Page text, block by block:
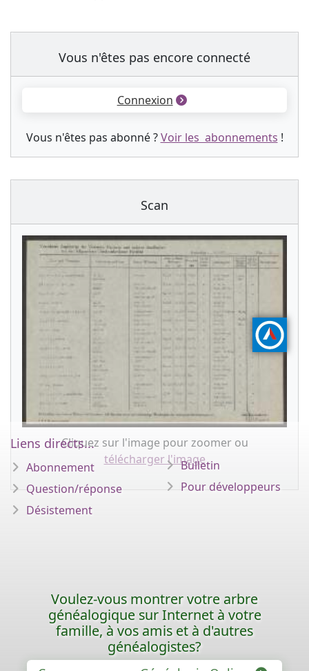
Vous n'êtes pas encore connecté
Connexion
Vous n'êtes pas abonné ?Voir les abonnements !
Scan
Cliquez sur l'image pour zoomer ou
télécharger l'image
Liens directs...
Abonnement
Question/réponse
Désistement
Bulletin
Pour développeurs
Voulez-vous montrer votre arbre
généalogique sur Internet à votre
famille, à vos amis et à d'autres
généalogistes?